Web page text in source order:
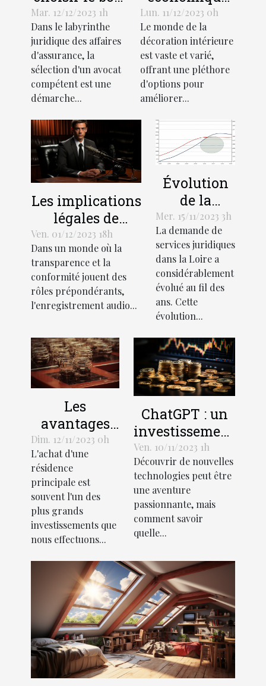
avocat pour
votre affaire
d'assurance
Mar. 12/12/2023 1h
Dans le labyrinthe
juridique des affaires
d'assurance, la
sélection d'un avocat
compétent est une
démarche...
de l'industrie
des stores
décoratifs
Lun. 11/12/2023 0h
Le monde de la
décoration intérieure
est vaste et varié,
offrant une pléthore
d'options pour
améliorer...
Les implications
légales de
l'enregistrement
audio lors de
recrutements
Ven. 01/12/2023 18h
Dans un monde où la
transparence et la
conformité jouent des
rôles prépondérants,
l'enregistrement audio...
Évolution
de la
demande
de services
juridiques
en Loire
Mer. 15/11/2023 3h
La demande de
services juridiques
dans la Loire a
considérablement
évolué au fil des
ans. Cette
évolution...
Les
avantages
économiques
de la
création
d'une SCI
pour l'achat
d'une
résidence
principale
Dim. 12/11/2023 0h
L'achat d'une
résidence
principale est
souvent l'un des
plus grands
investissements que
nous effectuons...
ChatGPT : un
investissement
rentable pour
les entreprises
Ven. 10/11/2023 1h
Découvrir de nouvelles
technologies peut être
une aventure
passionnante, mais
comment savoir
quelle...